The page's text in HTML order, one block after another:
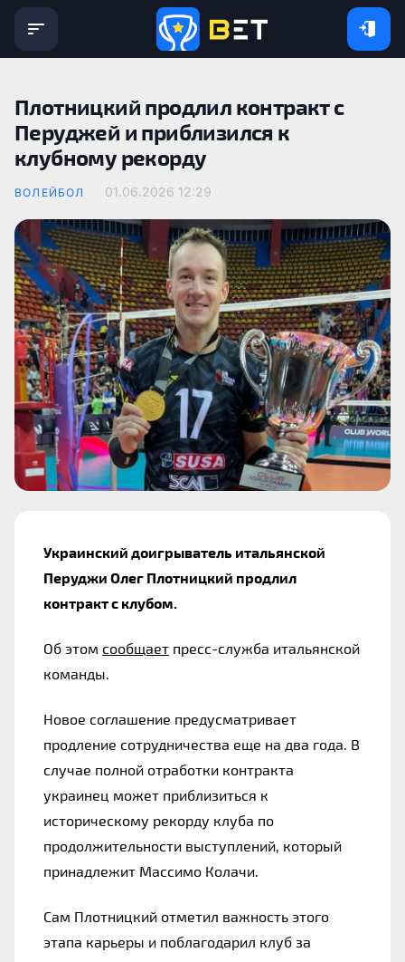
Плотницкий продлил контракт с
Перуджей и приблизился к
клубному рекорду
ВОЛЕЙБОЛ 01.06.2026 12:29
Украинский доигрыватель итальянской
Перуджи Олег Плотницкий продлил
контракт с клубом.
Об этом сообщает пресс-служба итальянской
команды.
Новое соглашение предусматривает
продление сотрудничества еще на два года. В
случае полной отработки контракта
украинец может приблизиться к
историческому рекорду клуба по
продолжительности выступлений, который
принадлежит Массимо Колачи.
Сам Плотницкий отметил важность этого
этапа карьеры и поблагодарил клуб за